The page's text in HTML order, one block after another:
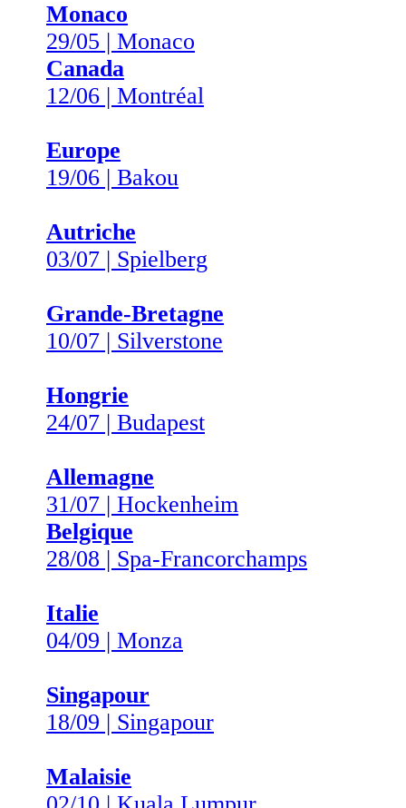
Monaco
29/05 | Monaco
Canada
12/06 | Montréal
Europe
19/06 | Bakou
Autriche
03/07 | Spielberg
Grande-Bretagne
10/07 | Silverstone
Hongrie
24/07 | Budapest
Allemagne
31/07 | Hockenheim
Belgique
28/08 | Spa-Francorchamps
Italie
04/09 | Monza
Singapour
18/09 | Singapour
Malaisie